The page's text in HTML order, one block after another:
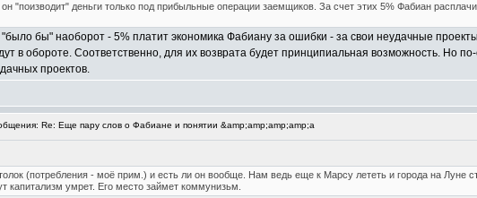
"поизводит" деньги только под прибыльные операции заемщиков. За счет этих 5% Фабиан
бы" наоборот - 5% платит экономика Фабиану за ошибки - за свои неудачные
в обороте. Соответственно, для их возврата будет принципиальная возможность. Но
проектов.
Re: Еще пару слов о Фабиане и понятии &amp;amp;amp;amp;a
(потребления - моё прим.) и есть ли он вообще. Нам ведь еще к Марсу лететь и города на Луне
капитализм умрет. Его место займет коммунизьм.